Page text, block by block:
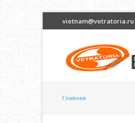
vietnam@vetratoria.ru
Главная